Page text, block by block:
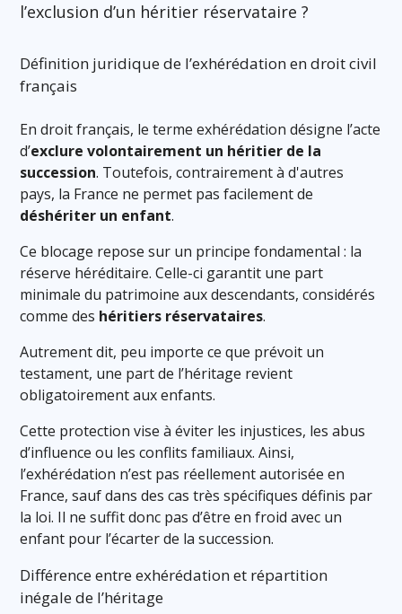
l’exclusion d’un héritier réservataire ?
Définition juridique de l’exhérédation en droit civil
français
En droit français, le terme exhérédation désigne l’acte
d’exclure volontairement un héritier de la
succession. Toutefois, contrairement à d'autres
pays, la France ne permet pas facilement de
déshériter un enfant.
Ce blocage repose sur un principe fondamental : la
réserve héréditaire. Celle-ci garantit une part
minimale du patrimoine aux descendants, considérés
comme des héritiers réservataires.
Autrement dit, peu importe ce que prévoit un
testament, une part de l’héritage revient
obligatoirement aux enfants.
Cette protection vise à éviter les injustices, les abus
d’influence ou les conflits familiaux. Ainsi,
l’exhérédation n’est pas réellement autorisée en
France, sauf dans des cas très spécifiques définis par
la loi. Il ne suffit donc pas d’être en froid avec un
enfant pour l’écarter de la succession.
Différence entre exhérédation et répartition
inégale de l’héritage